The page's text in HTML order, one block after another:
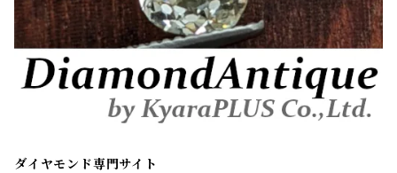
ダイヤモンド専門サイト